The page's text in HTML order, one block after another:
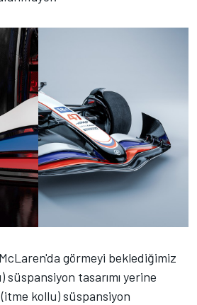
görmeyi beklediğimiz
tasarımı yerine
kollu) süspansiyon